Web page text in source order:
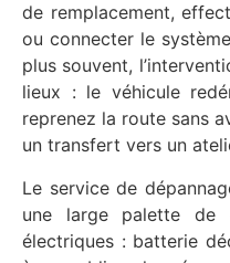
de remplacement,
ou connecter le
plus souvent,
lieux : le véhicule
reprenez la route sans
un transfert vers un
Le service de
une large palette de
électriques : batterie